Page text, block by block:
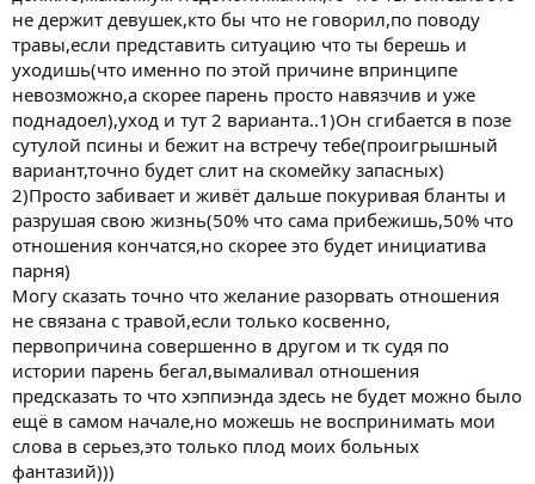
не держит девушек,кто бы что не говорил,по поводу
травы,если представить ситуацию что ты берешь и
уходишь(что именно по этой причине впринципе
невозможно,а скорее парень просто навязчив и уже
поднадоел),уход и тут 2 варианта..1)Он сгибается в позе
сутулой псины и бежит на встречу тебе(проигрышный
вариант,точно будет слит на скомейку запасных)
2)Просто забивает и живёт дальше покуривая бланты и
разрушая свою жизнь(50% что сама прибежишь,50% что
отношения кончатся,но скорее это будет инициатива
парня)
Могу сказать точно что желание разорвать отношения
не связана с травой,если только косвенно,
первопричина совершенно в другом и тк судя по
истории парень бегал,вымаливал отношения
предсказать то что хэппиэнда здесь не будет можно было
ещё в самом начале,но можешь не воспринимать мои
слова в серьез,это только плод моих больных
фантазий)))